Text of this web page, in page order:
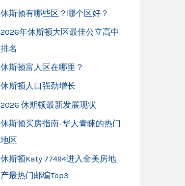
休斯顿有哪些区？哪个区好？
2026年休斯顿大区最佳公立高中
排名
休斯顿富人区在哪里？
休斯顿人口强劲增长
2026 休斯顿最新发展现状
休斯顿买房指南-华人青睐的热门
地区
休斯顿Katy 77494进入全美房地
产最热门邮编Top3